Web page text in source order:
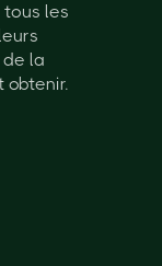
les
la
obtenir.